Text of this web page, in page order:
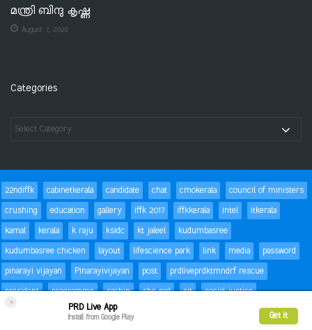
×
PRD Live App
Install from Google Play Get it
മന്ത്രി ബിന്ദു കൃഷ്ണ
August 7, 2026
Categories
22ndiffk cabinetkerala candidate chat cmokerala
council of ministers
crushing
education gallery iffk 2017 iffkkerala intel
itkerala
kamal
kerala k raju ksidc kt jaleel
kudumbasree
kudumbasree chicken
layout lifescience park link media
password
pinarayi vijayan
Pinarayivijayan post
prdliveprdktmndrf rescue
president
programme sachin she pad sit
social justice
status Success
trackbacks